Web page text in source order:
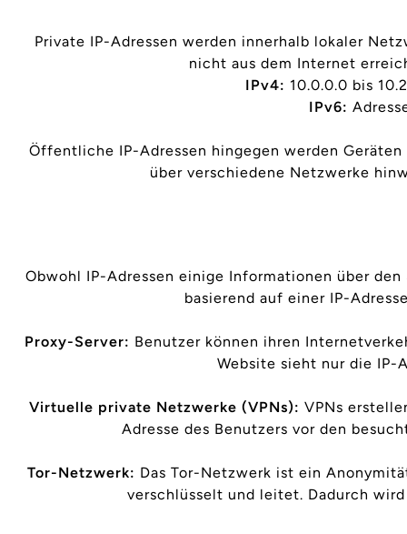
Private IP-Adressen werden innerhalb lokaler
nicht aus dem Internet
IPv4: 10.0.0.0 bis
IPv6:
Öffentliche IP-Adressen hingegen werden
über verschiedene Netzwerke
Obwohl IP-Adressen einige Informationen über
basierend auf einer IP-
Proxy-Server: Benutzer können ihren
Website sieht nur die IP-
Virtuelle private Netzwerke (VPNs): VPNs
Adresse des Benutzers vor den
Tor-Netzwerk: Das Tor-Netzwerk ist ein
verschlüsselt und leitet. Dadurch